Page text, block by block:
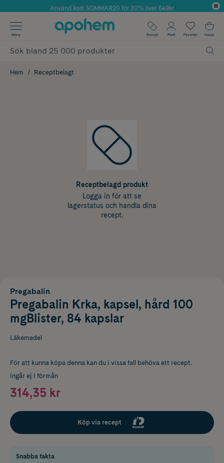
Årets Butik 2025 inom Skönhet
Använd kod: SOMMAR20 för 20% över 649kr
✓ Fri frakt
✓ Poäng på alla köp*
Meny Recept Profil Favoriter Kassa
Hem Receptbelagt
Receptbelagd produkt
Logga in för att se
lagerstatus och handla dina
recept.
Pregabalin
Pregabalin Krka, kapsel, hård 100
mgBlister, 84 kapslar
Läkemedel
För att kunna köpa denna kan du i vissa fall behöva ett recept.
Ingår ej i förmån
314,35 kr
Köp via recept
Snabba fakta